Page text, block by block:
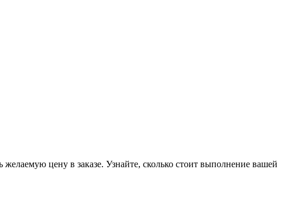
цену в заказе. Узнайте, сколько стоит выполнение вашей